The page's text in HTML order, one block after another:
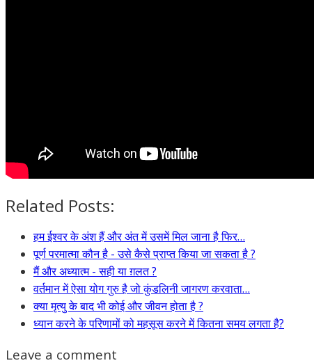
Related Posts:
हम ईश्वर के अंश हैं और अंत में उसमें मिल जाना है फिर…
पूर्ण परमात्मा कौन है - उसे कैसे प्राप्त किया जा सकता है ?
मैं और अध्यात्म - सही या ग़लत ?
वर्तमान में ऐसा योग गुरु है जो कुंडलिनी जागरण करवाता…
क्या मृत्यु के बाद भी कोई और जीवन होता है ?
ध्यान करने के परिणामों को महसूस करने में कितना समय लगता है?
Leave a comment